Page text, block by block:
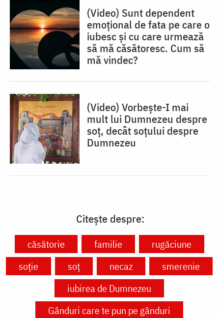
(Video) Sunt dependent
emoțional de fata pe care o
iubesc și cu care urmează
să mă căsătoresc. Cum să
mă vindec?
(Video) Vorbește-I mai
mult lui Dumnezeu despre
soț, decât soțului despre
Dumnezeu
Citește despre:
căsătorie familie
rugăciune
soție
soț necaz
smerenie
iubirea de Dumnezeu
Gânduri care te pun pe gânduri